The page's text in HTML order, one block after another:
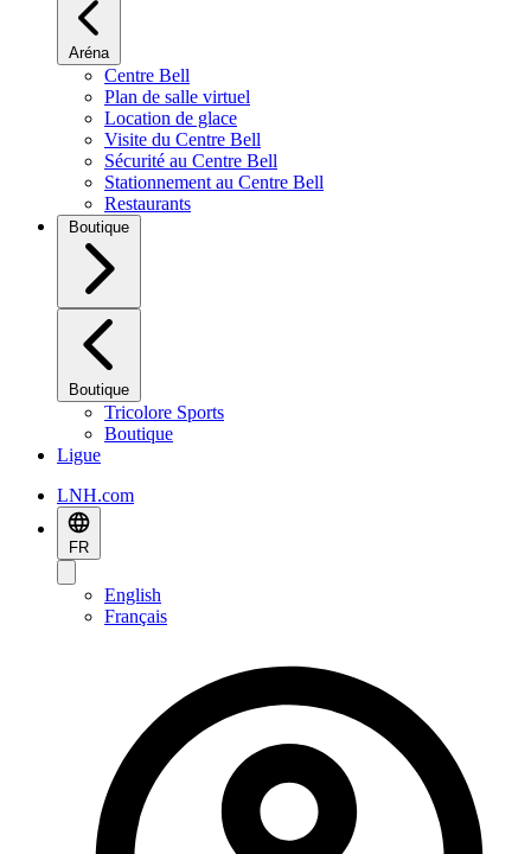
Aréna
Centre Bell
Plan de salle virtuel
Location de glace
Visite du Centre Bell
Sécurité au Centre Bell
Stationnement au Centre Bell
Restaurants
Boutique
Boutique
Tricolore Sports
Boutique
Ligue
LNH.com
FR
English
Français